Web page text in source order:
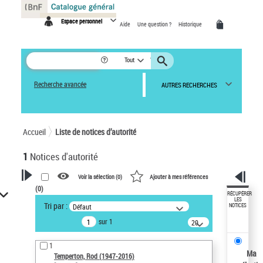
Espace personnel Aide Une question ? Historique
Tout
Recherche avancée AUTRES RECHERCHES
Accueil Liste de notices d’autorité
1 Notices d'autorité
VOTRE RECHERCHE
Recherche avancée dans les
notices d’autorité
Œuvres liées à l'auteur :
Temperton, Rod (1947-2016)
Voir la sélection (0) Ajouter à mes références
(0)
Tri par : Défaut
sur 1
20
résultats/page
1
Temperton, Rod (1947-2016)
RÉCUPÉRER
LES
NOTICES
Ma
Panneau de gestion des cookies